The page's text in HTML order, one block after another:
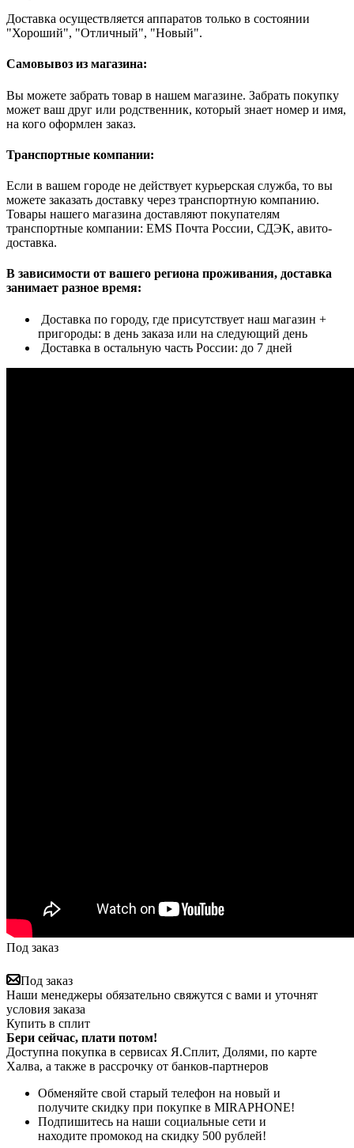
Доставка осуществляется аппаратов только в состоянии
"Хороший", "Отличный", "Новый".
Самовывоз из магазина:
Вы можете забрать товар в нашем магазине. Забрать покупку
может ваш друг или родственник, который знает номер и имя,
на кого оформлен заказ.
Транспортные компании:
Если в вашем городе не действует курьерская служба, то вы
можете заказать доставку через транспортную компанию.
Товары нашего магазина доставляют покупателям
транспортные компании: EMS Почта России, СДЭК, авито-
доставка.
В зависимости от вашего региона проживания, доставка
занимает разное время:
Доставка по городу, где присутствует наш магазин +
пригороды: в день заказа или на следующий день
Доставка в остальную часть России: до 7 дней
Под заказ
Под заказ
Наши менеджеры обязательно свяжутся с вами и уточнят
условия заказа
Купить в сплит
Бери сейчас, плати потом!
Доступна покупка в сервисах Я.Сплит, Долями, по карте
Халва, а также в рассрочку от банков-партнеров
Обменяйте свой старый телефон на новый и
получите скидку при покупке в MIRAPHONE!
Подпишитесь на наши социальные сети и
находите промокод на скидку 500 рублей!